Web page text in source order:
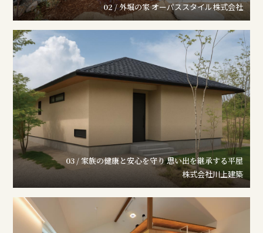
02 / 外堀の家オーパススタイル株式会社
03 / 家族の健康と安心を守り 思い出を継承する平屋
株式会社川上建築